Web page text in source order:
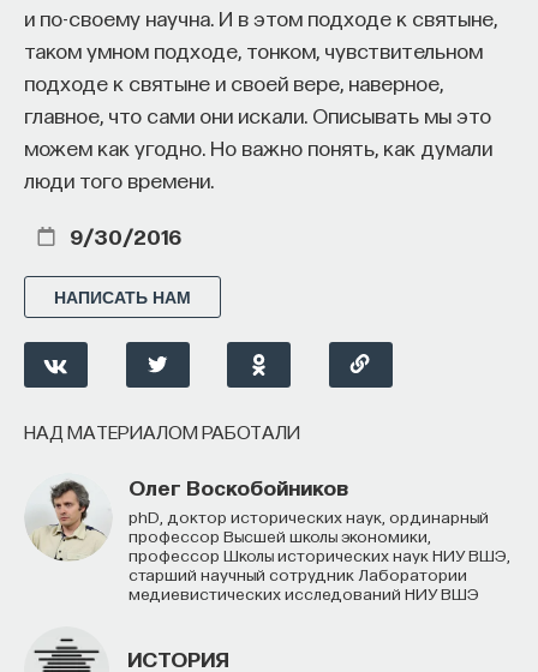
и по-своему научна. И в этом подходе к святыне,
таком умном подходе, тонком, чувствительном
подходе к святыне и своей вере, наверное,
главное, что сами они искали. Описывать мы это
можем как угодно. Но важно понять, как думали
люди того времени.
9/30/2016
НАПИСАТЬ НАМ
НАД МАТЕРИАЛОМ РАБОТАЛИ
Олег Воскобойников
PhD, доктор исторических наук, ординарный
профессор Высшей школы экономики,
профессор Школы исторических наук НИУ ВШЭ,
старший научный сотрудник Лаборатории
медиевистических исследований НИУ ВШЭ
ИСТОРИЯ